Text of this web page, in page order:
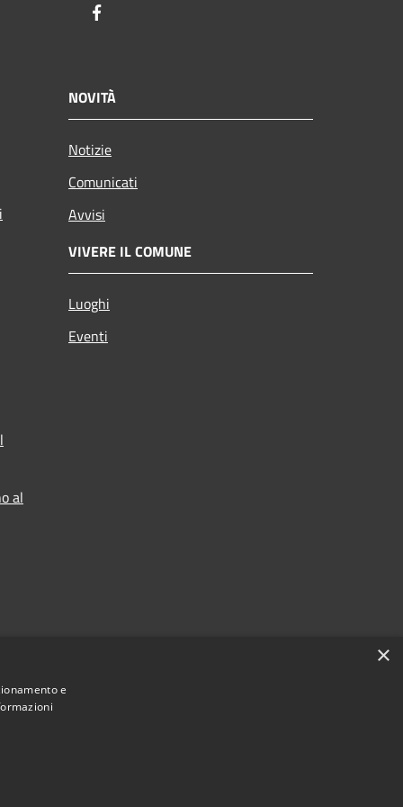
NOVITÀ
Notizie
Comunicati
Avvisi
VIVERE IL COMUNE
Luoghi
Eventi
al
×
e